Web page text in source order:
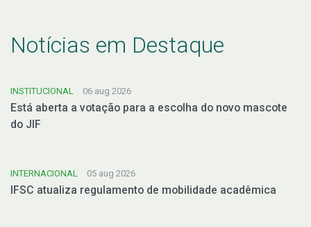
Notícias em Destaque
INSTITUCIONAL 06 aug 2026
Está aberta a votação para a escolha do novo mascote
do JIF
INTERNACIONAL 05 aug 2026
IFSC atualiza regulamento de mobilidade acadêmica